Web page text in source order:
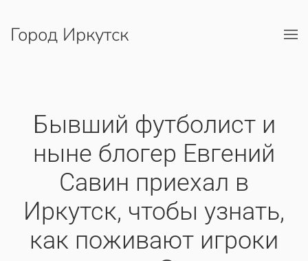
Перейти к содержимому
Город Иркутск
Бывший футболист и
ныне блогер Евгений
Савин приехал в
Иркутск, чтобы узнать,
как поживают игроки